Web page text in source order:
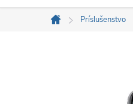
Domov
Príslušenstvo